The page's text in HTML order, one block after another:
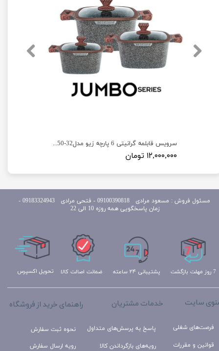
سرویس قابلمه گرانیتی 6 پارچه زیو مدلZ-8350-32 طرح جامبو
۱۲,۰۰۰,۰۰۰ تومان
تحویل اکسپرس پشتیبانی ۲۴ ساعته 7 روز مهلت بازگشت ضمانت اصالت کالا
راهنمای خرید از فروشگاه
نحوه ثبت سفارش
رویه ارسال سفارش
خدمات مشتریان
پاسخ به پرسش‌های متداول
رویه‌های بازگرداندن کالا
سایت
فرصت‌های شغلی
قوانین و مقررات
مسئول
فروش : مسعود مرادی 09100390818​​​​​​​ ​​​​​​​- فتحی مرادی 09183324943 -
زمان پاسخگویی همه روزه 10 الی 22